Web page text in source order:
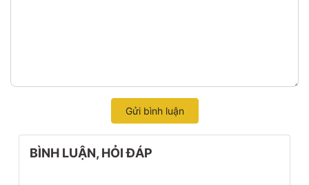
Gửi bình luận
BÌNH LUẬN, HỎI ĐÁP